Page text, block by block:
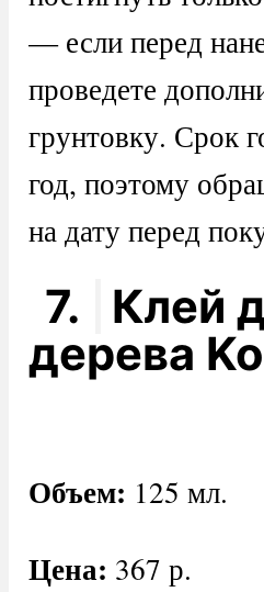
— если перед
проведете
грунтовку. Срок
год, поэтому
на дату перед
7.
Клей
дерева
Объем: 125 мл.
Цена: 367 р.